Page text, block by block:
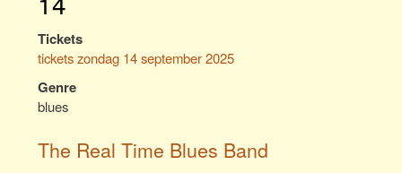
Tickets
tickets zondag 14 september 2025
Genre
blues
The Real Time Blues Band